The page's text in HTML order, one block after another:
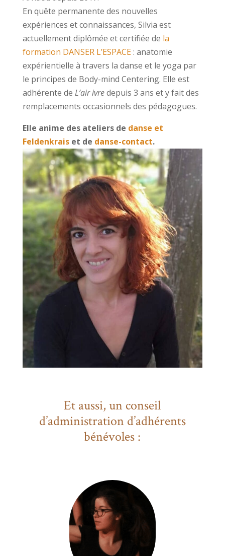
En quête permanente des nouvelles
expériences et connaissances, Silvia est
actuellement diplômée et certifiée de la
formation DANSER L’ESPACE: anatomie
expérientielle à travers la danse et le yoga par
le principes de Body-mind Centering. Elle est
adhérente de L’air ivredepuis 3 ans et y fait des
remplacements occasionnels des pédagogues.
Elle anime des ateliers de danse et
Feldenkrais et de danse-contact.
Et aussi, un conseil
d’administration d’adhérents
bénévoles :